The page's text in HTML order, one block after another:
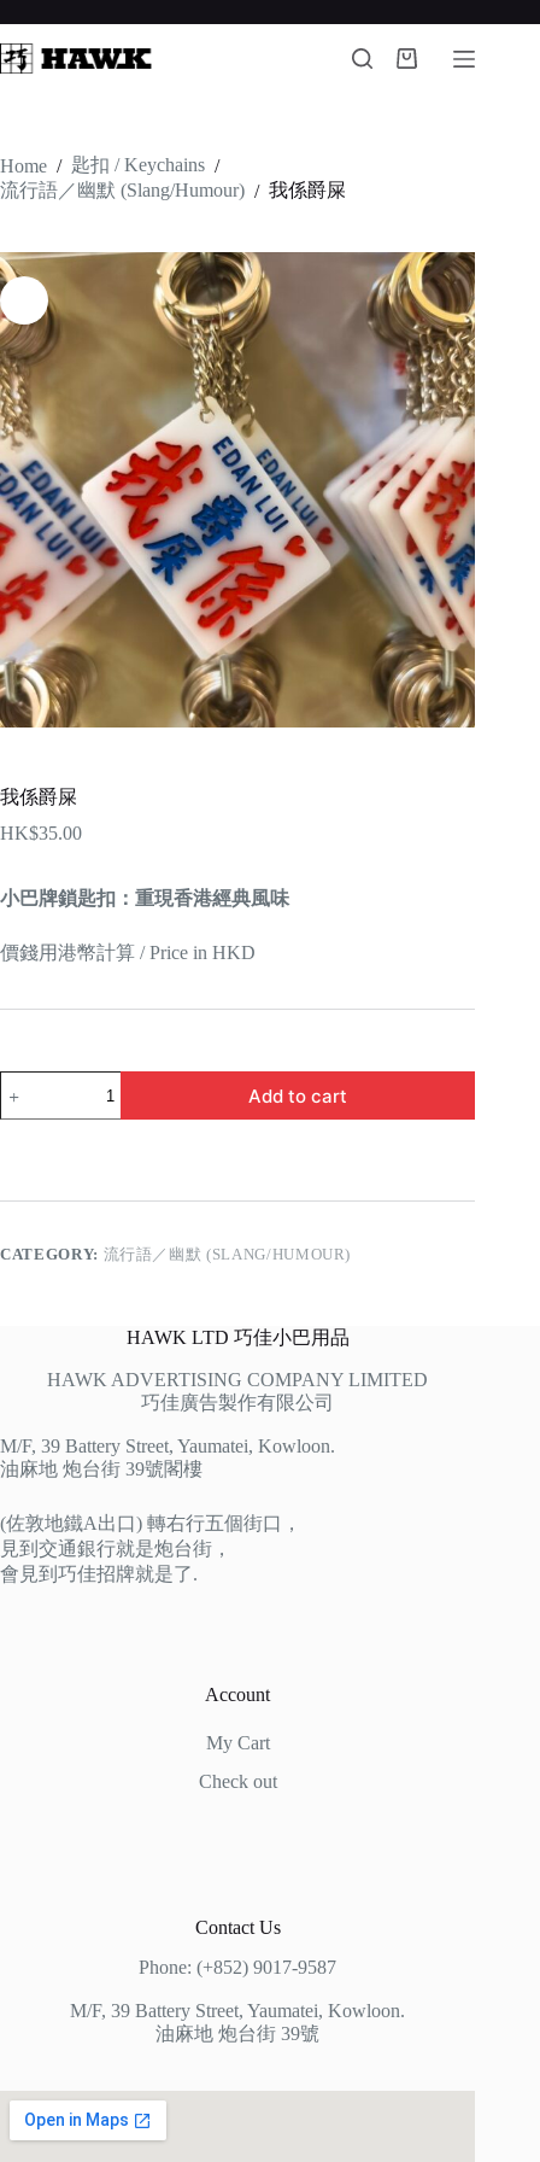
to
content
Shopping
Home / 匙扣 / Keychains /
流行語／幽默 (Slang/Humour) / 我係爵屎
我係爵屎
HK$35.00
小巴牌鎖匙扣：重現香港經典風味
價錢用港幣計算 / Price in HKD
係
Add to cart
CATEGORY: 流行語／幽默 (SLANG/HUMOUR)
HAWK LTD 巧佳小巴用品
HAWK ADVERTISING COMPANY LIMITED
巧佳廣告製作有限公司
M/F, 39 Battery Street, Yaumatei, Kowloon.
油麻地 炮台街 39號閣樓
(佐敦地鐵A出口) 轉右行五個街口，
見到交通銀行就是炮台街，
會見到巧佳招牌就是了.
Account
My Cart
Check out
Contact Us
Phone: (+852) 9017-9587
M/F, 39 Battery Street, Yaumatei, Kowloon.
油麻地 炮台街 39號